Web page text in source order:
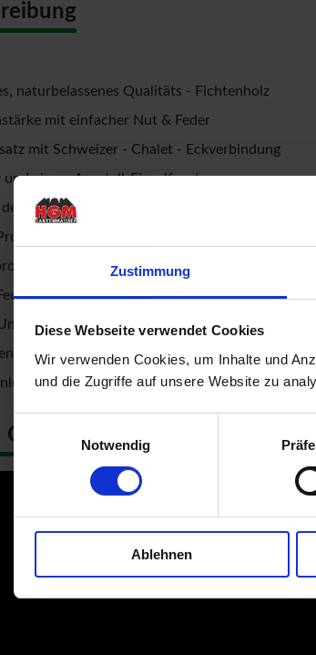
Zustimmung
Diese Webseite verwendet Cookies
Wir verwenden Cookies, um Inhalte und
und die Zugriffe auf unsere Website zu
Einwilligungsauswahl
Notwendig
Ablehnen
naturbelassenes Qualitäts - Fichtenholz
mit einfacher Nut & Feder
mit Schweizer - Chalet - Eckverbindung
einem Ausstell-Einzelfenster
Tür: 1,88 mtr.
für die Tür
an den Glasscheiben
Holz für Dachbereich
als kostenlose Beigabe
Gartenhäuser